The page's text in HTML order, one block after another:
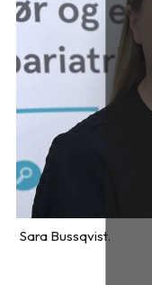
Sara Bussqvist.